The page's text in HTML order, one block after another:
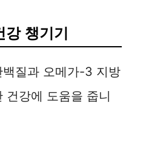
챙기기
질과 오메가-3 지방
건강에 도움을 줍니